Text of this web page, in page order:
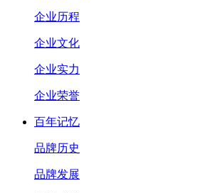
企业历程
企业文化
企业实力
企业荣誉
百年记忆
品牌历史
品牌发展